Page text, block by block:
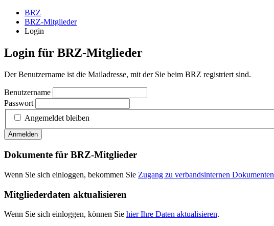
BRZ
BRZ-Mitglieder
Login
Login für BRZ-Mitglieder
Der Benutzername ist die Mailadresse, mit der Sie beim BRZ registriert sind.
Benutzername
Passwort
Angemeldet bleiben
Anmelden
Dokumente für BRZ-Mitglieder
Wenn Sie sich einloggen, bekommen Sie Zugang zu verbandsinternen Dokumenten
Mitgliederdaten aktualisieren
Wenn Sie sich einloggen, können Sie hier Ihre Daten aktualisieren.